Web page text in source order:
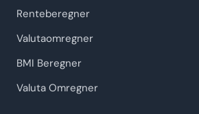
Renteberegner
Valutaomregner
BMI Beregner
Valuta Omregner